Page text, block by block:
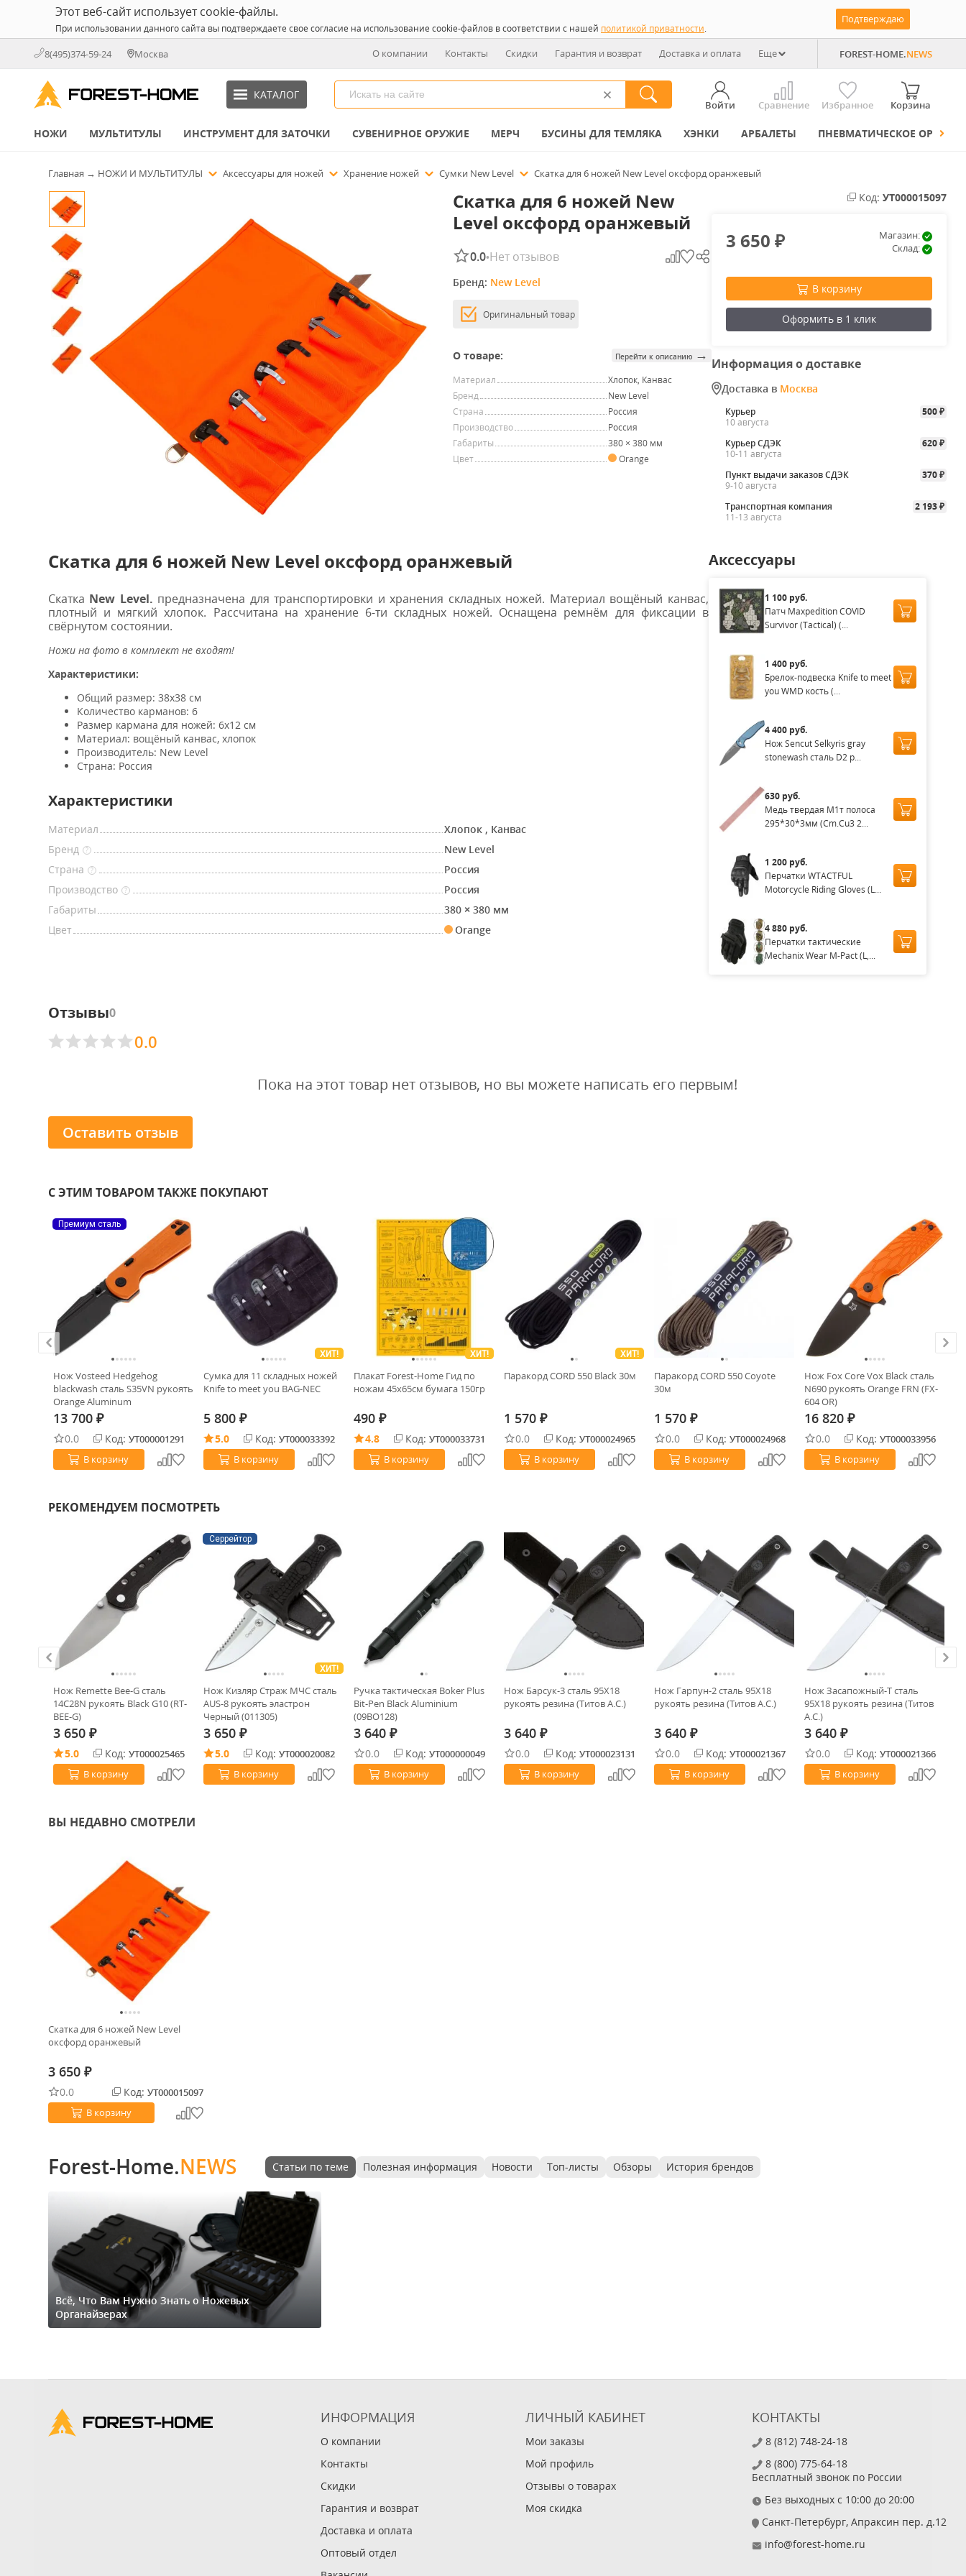
Этот веб-сайт использует cookie-файлы.
При использовании данного сайта вы подтверждаете свое согласие на использование cookie-файлов в соответствии с нашей политикой приватности.
Подтверждаю
8(495)374-59-24 Москва О компании Контакты Скидки Гарантия и возврат Доставка и оплата Еще FOREST-HOME.NEWS
КАТАЛОГ
Войти Сравнение Избранное Корзина
НОЖИ МУЛЬТИТУЛЫ ИНСТРУМЕНТ ДЛЯ ЗАТОЧКИ СУВЕНИРНОЕ ОРУЖИЕ МЕРЧ БУСИНЫ ДЛЯ ТЕМЛЯКА ХЭНКИ АРБАЛЕТЫ ПНЕВМАТИЧЕСКОЕ ОРУЖИЕ
Главная → НОЖИ И МУЛЬТИТУЛЫ Аксессуары для ножей Хранение ножей Сумки New Level Скатка для 6 ножей New Level оксфорд оранжевый
Скатка для 6 ножей New
Level оксфорд оранжевый
0.0•Нет отзывов
Бренд: New Level
Оригинальный товар
О товаре: Перейти к описанию →
Материал
Хлопок, Канвас
Бренд
New Level
Страна
Россия
Производство
Россия
Габариты
380 × 380 мм
Цвет
Orange
Код: УТ000015097
3 650₽
Магазин:
Склад:
В корзину
Оформить в 1 клик
Информация о доставке
Доставка в Москва
Курьер 500 ₽
10 августа
Курьер СДЭК
620 ₽
10-11 августа
Пункт выдачи заказов СДЭК
370 ₽
9-10 августа
Транспортная компания
2 193 ₽
11-13 августа
Скатка для 6 ножей New Level оксфорд оранжевый
Скатка New Level. предназначена для транспортировки и хранения складных ножей. Материал вощёный канвас,
плотный и мягкий хлопок. Рассчитана на хранение 6-ти складных ножей. Оснащена ремнём для фиксации в
свёрнутом состоянии.
Ножи на фото в комплект не входят!
Характеристики:
Общий размер: 38x38 см
Количество карманов: 6
Размер кармана для ножей: 6х12 см
Материал: вощёный канвас, хлопок
Производитель: New Level
Страна: Россия
Характеристики
Материал Хлопок , Канвас
Бренд
?
New Level
Страна
?
Россия
Производство
?
Россия
Габариты
380 × 380 мм
Цвет
Orange
Аксессуары
1 100 руб.
Патч Maxpedition COVID
Survivor (Tactical) (...
1 400 руб.
Брелок-подвеска Knife to meet
you WMD кость (...
4 400 руб.
Нож Sencut Selkyris gray
stonewash сталь D2 р...
630 руб.
Медь твердая М1т полоса
295*30*3мм (Cm.Cu3 2...
1 200 руб.
Перчатки WTACTFUL
Motorcycle Riding Gloves (L...
4 880 руб.
Перчатки тактические
Mechanix Wear M-Pact (L,...
Отзывы0
0.0
Пока на этот товар нет отзывов, но вы можете написать его первым!
Оставить отзыв
С ЭТИМ ТОВАРОМ ТАКЖЕ ПОКУПАЮТ
Премиум сталь
Нож Vosteed Hedgehog
blackwash сталь S35VN рукоять
Orange Aluminum
13 700 ₽
0.0 Код: УТ000001291
В корзину
ХИТ!
Сумка для 11 складных ножей
Knife to meet you BAG-NEC
5 800 ₽
5.0 Код: УТ000033392
В корзину
ХИТ!
Плакат Forest-Home Гид по
ножам 45х65см бумага 150гр
490 ₽
4.8 Код: УТ000033731
В корзину
ХИТ!
Паракорд CORD 550 Black 30м
1 570 ₽
0.0 Код: УТ000024965
В корзину
Паракорд CORD 550 Coyote
30м
1 570 ₽
0.0 Код: УТ000024968
В корзину
Нож Fox Core Vox Black сталь
N690 рукоять Orange FRN (FX-
604 OR)
16 820 ₽
0.0 Код: УТ000033956
В корзину
РЕКОМЕНДУЕМ ПОСМОТРЕТЬ
Нож Remette Bee-G сталь
14C28N рукоять Black G10 (RT-
BEE-G)
3 650 ₽
5.0 Код: УТ000025465
В корзину
Серрейтор
ХИТ!
Нож Кизляр Страж МЧС сталь
AUS-8 рукоять эластрон
Черный (011305)
3 650 ₽
5.0 Код: УТ000020082
В корзину
Ручка тактическая Boker Plus
Bit-Pen Black Aluminium
(09BO128)
3 640 ₽
0.0 Код: УТ000000049
В корзину
Нож Барсук-3 сталь 95Х18
рукоять резина (Титов А.С.)
3 640 ₽
0.0 Код: УТ000023131
В корзину
Нож Гарпун-2 сталь 95Х18
рукоять резина (Титов А.С.)
3 640 ₽
0.0 Код: УТ000021367
В корзину
Нож Засапожный-Т сталь
95Х18 рукоять резина (Титов
А.С.)
3 640 ₽
0.0 Код: УТ000021366
В корзину
ВЫ НЕДАВНО СМОТРЕЛИ
Скатка для 6 ножей New Level
оксфорд оранжевый
3 650 ₽
0.0 Код: УТ000015097
В корзину
Forest-Home.NEWS Статьи по теме Полезная информация Новости Топ-листы Обзоры История брендов
Всё, Что Вам Нужно Знать о Ножевых
Органайзерах
ИНФОРМАЦИЯ
О компании
Контакты
Скидки
Гарантия и возврат
Доставка и оплата
Оптовый отдел
ЛИЧНЫЙ КАБИНЕТ
Мои заказы
Мой профиль
Отзывы о товарах
Моя скидка
КОНТАКТЫ
8 (812) 748-24-18
8 (800) 775-64-18
Бесплатный звонок по России
Без выходных с 10:00 до 20:00
Санкт-Петербург, Апраксин пер. д.12
info@forest-home.ru